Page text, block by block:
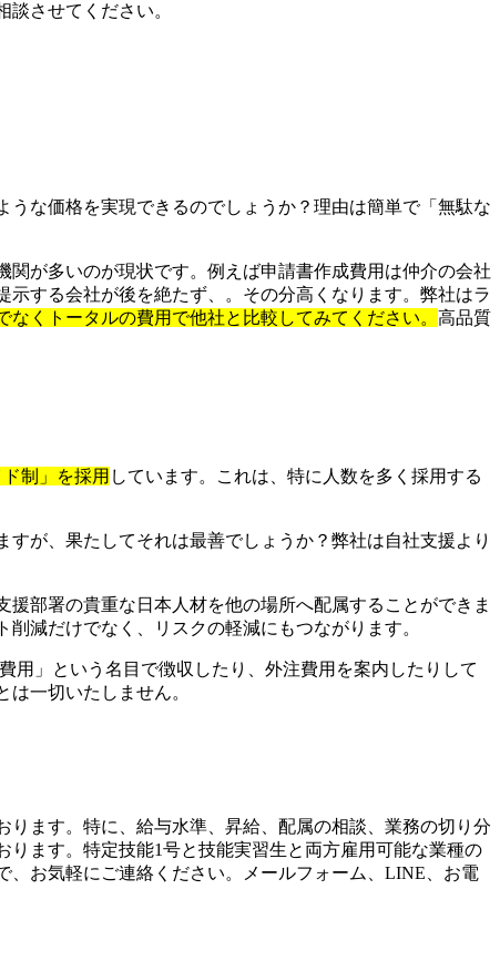
させてください。
うな価格を実現できるのでしょうか？理由は簡単で「無駄な
が多いのが現状です。例えば申請書作成費用は仲介の会社
する会社が後を絶たず、。その分高くなります。弊社はラ
なくトータルの費用で他社と比較してみてください。 高品質
制」を採用 しています。これは、特に人数を多く採用する
が、果たしてそれは最善でしょうか？弊社は自社支援より
部署の貴重な日本人材を他の場所へ配属することができま
減だけでなく、リスクの軽減にもつながります。
用」という名目で徴収したり、外注費用を案内したりして
一切いたしません。
ます。特に、給与水準、昇給、配属の相談、業務の切り分
ります。特定技能1号と技能実習生と両方雇用可能な業種の
お気軽にご連絡ください。メールフォーム、LINE、お電